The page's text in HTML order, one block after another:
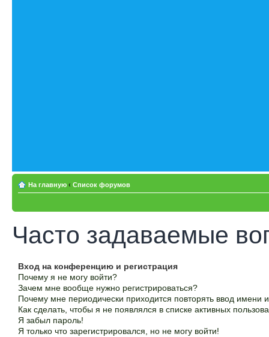
На главную ‹ Список форумов
Часто задаваемые
Вход на конференцию и регистрация
Почему я не могу войти?
Зачем мне вообще нужно регистрироваться?
Почему мне периодически приходится повторять ввод имени
Как сделать, чтобы я не появлялся в списке активных
Я забыл пароль!
Я только что зарегистрировался, но не могу войти!